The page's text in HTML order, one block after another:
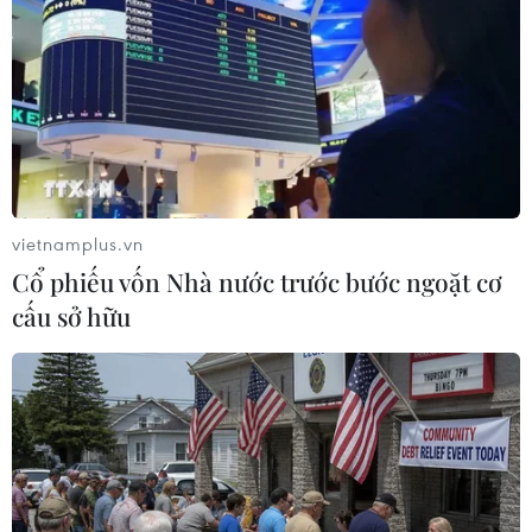
#Lệnh giới nghiêm
#Tấn công đẫm máu
#Lễ Phục sinh
Sri Lanka
Theo dõi VietnamPlus
TIN LIÊN QUAN
vietnamplus.vn
Cổ phiếu vốn Nhà nước trước bước ngoặt cơ
cấu sở hữu